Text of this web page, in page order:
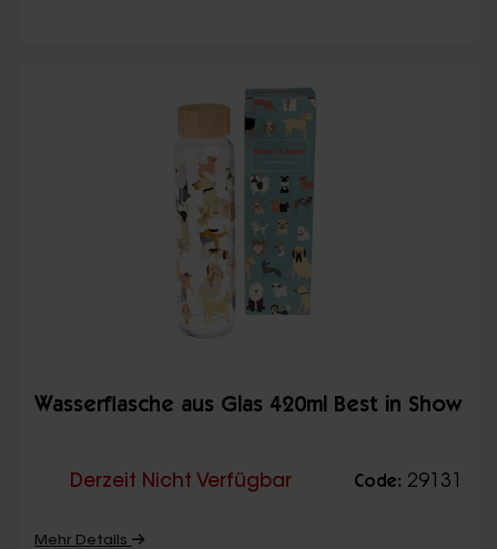
Wasserflasche aus Glas 420ml Best in Show
Derzeit Nicht Verfügbar Code: 29131
Mehr Details